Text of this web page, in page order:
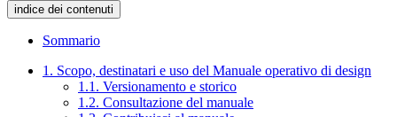
indice dei contenuti
Sommario
1. Scopo, destinatari e uso del Manuale operativo di design
1.1. Versionamento e storico
1.2. Consultazione del manuale